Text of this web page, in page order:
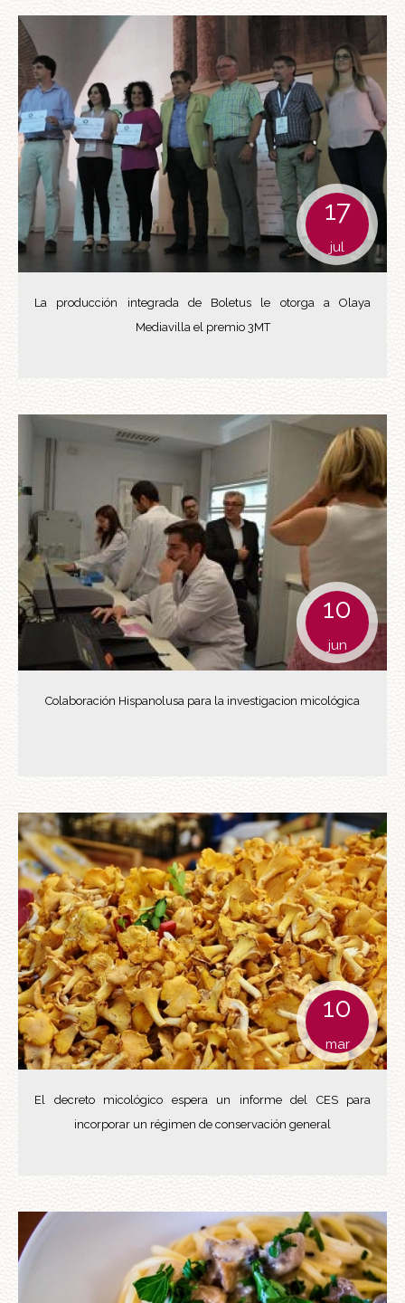
La producción integrada de Boletus le otorga a Olaya
Mediavilla el premio 3MT
17
jul
Colaboración Hispanolusa para la investigacion micológica
10
jun
El decreto micológico espera un informe del CES para
incorporar un régimen de conservación general
10
mar